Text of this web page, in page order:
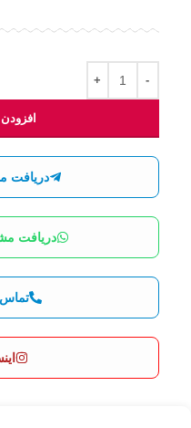
دریافت
دریافت
تماس